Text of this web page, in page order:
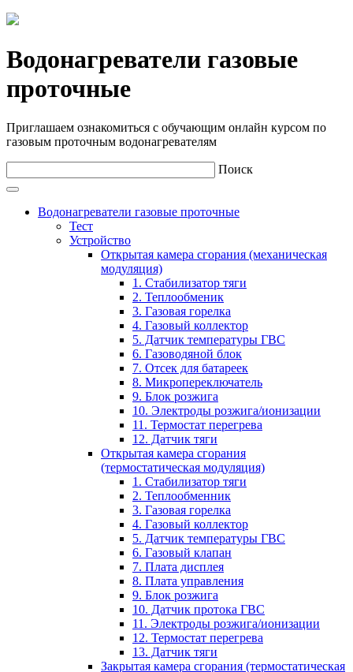
Водонагреватели газовые
проточные
Приглашаем ознакомиться с обучающим онлайн курсом по
газовым проточным водонагревателям
Поиск
Водонагреватели газовые проточные
Тест
Устройство
Открытая камера сгорания (механическая
модуляция)
1. Стабилизатор тяги
2. Теплообменик
3. Газовая горелка
4. Газовый коллектор
5. Датчик температуры ГВС
6. Газоводяной блок
7. Отсек для батареек
8. Микропереключатель
9. Блок розжига
10. Электроды розжига/ионизации
11. Термостат перегрева
12. Датчик тяги
Открытая камера сгорания
(термостатическая модуляция)
1. Стабилизатор тяги
2. Теплообменник
3. Газовая горелка
4. Газовый коллектор
5. Датчик температуры ГВС
6. Газовый клапан
7. Плата дисплея
8. Плата управления
9. Блок розжига
10. Датчик протока ГВС
11. Электроды розжига/ионизации
12. Термостат перегрева
13. Датчик тяги
Закрытая камера сгорания (термостатическая